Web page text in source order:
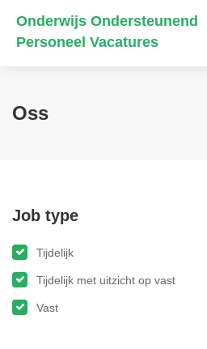
Onderwijs Ondersteunend
Personeel Vacatures
Oss
Job type
Tijdelijk
Tijdelijk met uitzicht op vast
Vast